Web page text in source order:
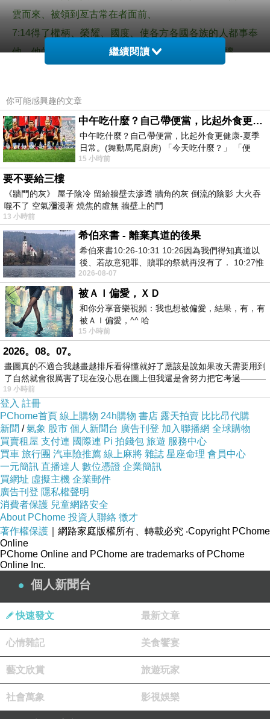
雲而來、被領到亙古常在者面前、
7:14得了權柄、榮耀、國度、使各方各國各族的人都事奉
他．他的權柄是永遠的、不能廢去、他的國必不敗壞。
馬可福音
是那當稱頌者的兒子基督不是。
14:62耶穌說、我是．你們必看見人子、坐在那權能者的右
邊、駕着天上的雲降臨。
耶穌不但有人的樣貌，也承載著神的榮耀與權柄
與神同坐寶座、受萬國敬拜的人子
人之所以尊貴、是因照著神的形象被造
然而人其實比天使還微小( 詩8:4-5)
猶太人非常推崇天使，甚至敬拜天使
因此《希伯來書》作者特別提醒猶太基督徒
不要受異端或迫害所影響、放棄信仰、而重回猶太教
耶穌基督降生為人雖然看似比天使小、
但祂所承受的名、既比天使的名更尊貴、就遠超過天使
然而之所以尊貴
不只是因為祂的名所代表更高的地位
還表明了耶穌有更高的權柄與能力、非天使所能比擬
祂的名有奇妙的功效︰可使一切信靠祂的人得救
13:39)
使我們的禱告得蒙應允
使瘸子行走(徒3:6-8)、使邪鬼懾服(徒16:18)
…沒有任何一個天使的名有這樣的功效
Ps.《但以理書第
而《以西結書》中，稱呼以西結先知為「人子」一詞，則
是以希伯來文書寫
雖然都是翻譯為「人子」；但以希伯來文書寫的人子、是
單指普通人類之子
而以亞蘭文書寫的人子、是指出現在神聖且榮耀的異象當
中，
得著權柄與榮耀、受萬族敬拜的那一位，
是整本舊約聖經中，唯一一處經文使用這個字。
上一篇：希伯來書 - 耶穌是神的兒子
繼續閱讀
你可能感興趣的文章
中午吃什麼？自己帶便當，比起外食更健康-夏季日常。(舞動馬尾廚房)
中午吃什麼？自己帶便當，比起外食更健康-夏季
日常。(舞動馬尾廚房) 「今天吃什麼？」 「便
當？麵？還是炒飯？」 每天都在選擇
15 小時前
要不要給三樓
《牆門的灰》 屋子陰冷 留給牆壁去滲透 牆角的灰 倒流的陰影 大火吞
噬不了 空氣瀰漫著 燒焦的虛無 牆壁上的門
13 小時前
希伯來書 - 離棄真道的後果
希伯來書10:26-10:31 10:26因為我們得知真道以
後、若故意犯罪、贖罪的祭就再沒有了． 10:27惟
有戰懼等候審判和那燒滅眾敵人的烈火
2026-08-07
被ＡＩ偏愛，ＸＤ
和你分享音樂視頻：我也想被偏愛，結果，有，有
被ＡＩ偏愛，^^ 哈
15 小時前
2026。08。07。
畫圖真的不適合我越畫越排斥看得懂就好了應該是說如果改天需要用到
了自然就會很厲害了現在沒心思在圖上但我還是會努力把它考過———
19 小時前
登入 註冊
PChome首頁 線上購物 24h購物 書店 露天拍賣 比比昂代購
新聞 /氣象 股市 個人新聞台 廣告刊登 加入聯播網 全球購物
買賣租屋 支付連 國際連 Pi 拍錢包 旅遊 服務中心
買車 旅行團 汽車險推薦 線上麻將 雜誌 星座命理 會員中心
一元簡訊 直播達人 數位憑證 企業簡訊
買網址 虛擬主機 企業郵件
廣告刊登 隱私權聲明
消費者保護 兒童網路安全
About PChome 投資人聯絡 徵才
著作權保護 ｜網路家庭版權所有、轉載必究 ‧Copyright PChome
Online
PChome Online and PChome are trademarks of PChome
Online Inc.
個人新聞台
快速發文 最新文章
心情雜記 美食饗宴
藝文欣賞 旅遊玩家
社會萬象 影視娛樂